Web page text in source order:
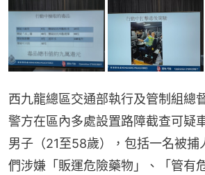
西九龍總區交通部執行及管制組總
警方在區內多處設置路障截查可疑
男子（21至58歲），包括一名被捕
們涉嫌「販運危險藥物」、「管有